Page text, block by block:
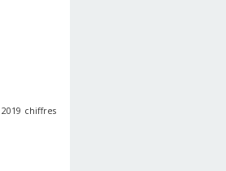
2019 chiffres